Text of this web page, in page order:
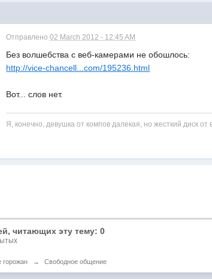
Отправлено02 March 2012 - 12:45 AM
Без волшебства с веб-камерами не обошлось:
http://vice-chancell...com/195236.html
Вот... слов нет.
Я, конечно, девушка от компов далекая, но жесткий диск от
читающих эту тему: 0
→ Свободное общение